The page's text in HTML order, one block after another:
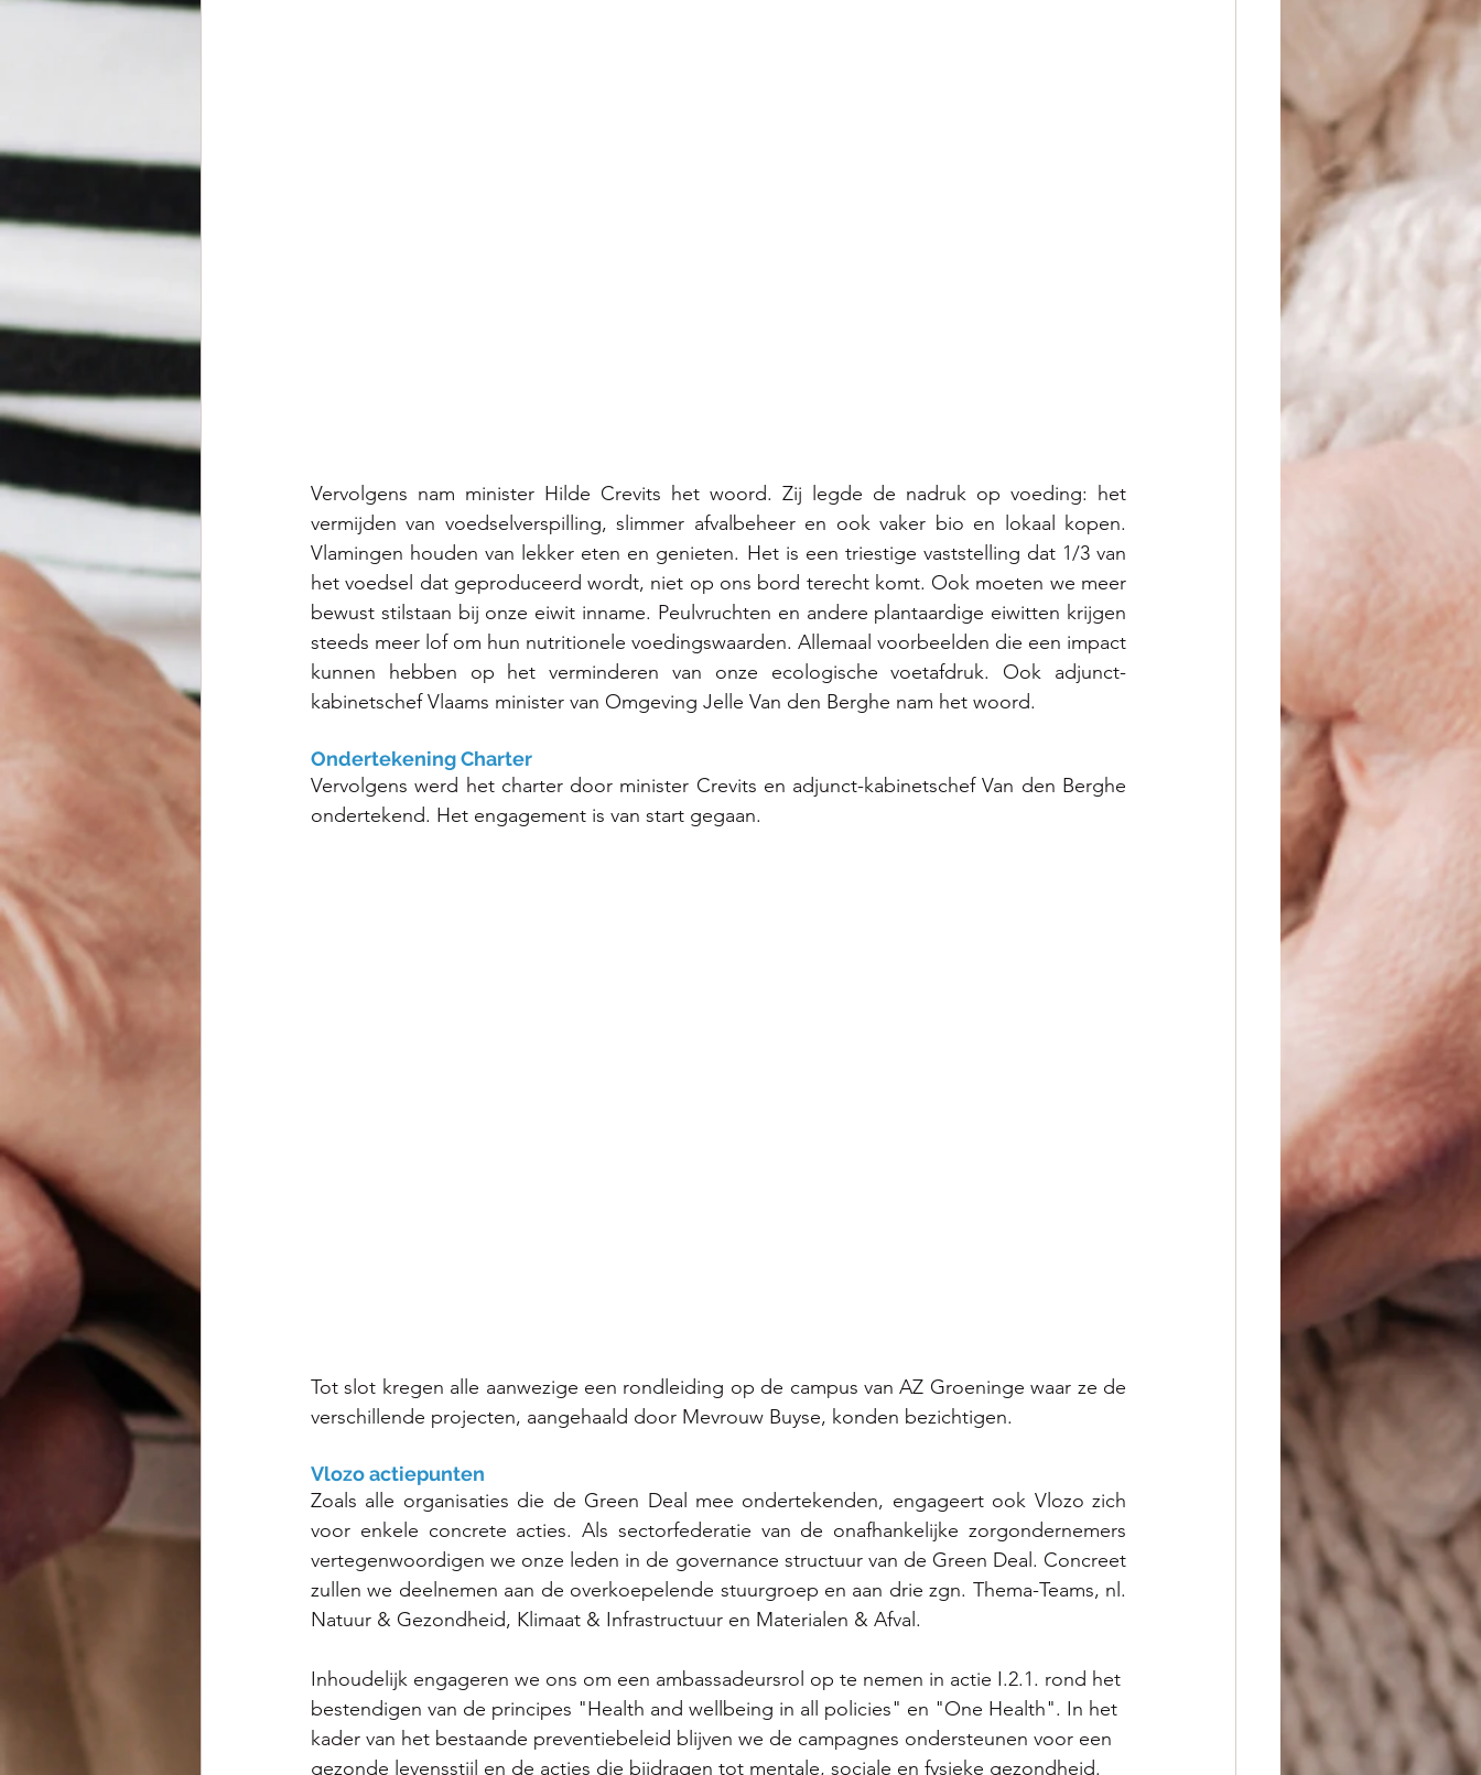
Vervolgens nam minister Hilde Crevits het woord. Zij legde de nadruk op voeding: het
vermijden van voedselverspilling, slimmer afvalbeheer en ook vaker bio en lokaal kopen.
Vlamingen houden van lekker eten en genieten. Het is een triestige vaststelling dat 1/3 van
het voedsel dat geproduceerd wordt, niet op ons bord terecht komt. Ook moeten we meer
bewust stilstaan bij onze eiwit inname. Peulvruchten en andere plantaardige eiwitten krijgen
steeds meer lof om hun nutritionele voedingswaarden. Allemaal voorbeelden die een impact
kunnen hebben op het verminderen van onze ecologische voetafdruk. Ook adjunct-
kabinetschef Vlaams minister van Omgeving Jelle Van den Berghe nam het woord.
Ondertekening Charter
Vervolgens werd het charter door minister Crevits en adjunct-kabinetschef Van den Berghe
ondertekend. Het engagement is van start gegaan.
Tot slot kregen alle aanwezige een rondleiding op de campus van AZ Groeninge waar ze de
verschillende projecten, aangehaald door Mevrouw Buyse, konden bezichtigen.
Vlozo actiepunten
Zoals alle organisaties die de Green Deal mee ondertekenden, engageert ook Vlozo zich
voor enkele concrete acties. Als sectorfederatie van de onafhankelijke zorgondernemers
vertegenwoordigen we onze leden in de governance structuur van de Green Deal. Concreet
zullen we deelnemen aan de overkoepelende stuurgroep en aan drie zgn. Thema-Teams, nl.
Natuur & Gezondheid, Klimaat & Infrastructuur en Materialen & Afval.
Inhoudelijk engageren we ons om een ambassadeursrol op te nemen in actie I.2.1. rond het
bestendigen van de principes "Health and wellbeing in all policies" en "One Health". In het
kader van het bestaande preventiebeleid blijven we de campagnes ondersteunen voor een
gezonde levensstijl en de acties die bijdragen tot mentale, sociale en fysieke gezondheid.